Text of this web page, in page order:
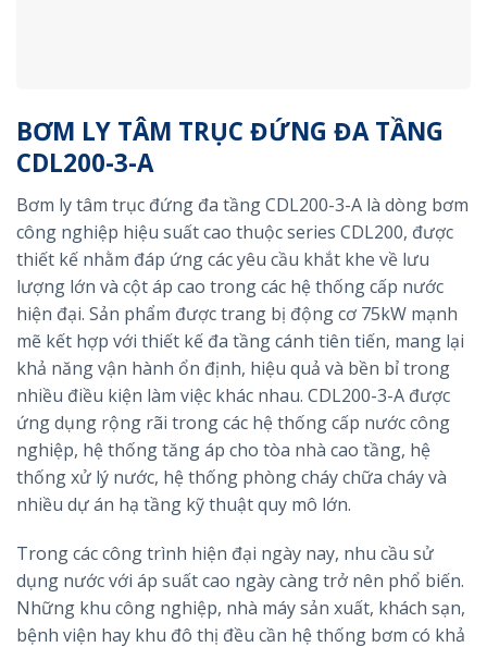
BƠM LY TÂM TRỤC ĐỨNG ĐA TẦNG
CDL200-3-A
Bơm ly tâm trục đứng đa tầng CDL200-3-A là dòng bơm
công nghiệp hiệu suất cao thuộc series CDL200, được
thiết kế nhằm đáp ứng các yêu cầu khắt khe về lưu
lượng lớn và cột áp cao trong các hệ thống cấp nước
hiện đại. Sản phẩm được trang bị động cơ 75kW mạnh
mẽ kết hợp với thiết kế đa tầng cánh tiên tiến, mang lại
khả năng vận hành ổn định, hiệu quả và bền bỉ trong
nhiều điều kiện làm việc khác nhau. CDL200-3-A được
ứng dụng rộng rãi trong các hệ thống cấp nước công
nghiệp, hệ thống tăng áp cho tòa nhà cao tầng, hệ
thống xử lý nước, hệ thống phòng cháy chữa cháy và
nhiều dự án hạ tầng kỹ thuật quy mô lớn.
Trong các công trình hiện đại ngày nay, nhu cầu sử
dụng nước với áp suất cao ngày càng trở nên phổ biến.
Những khu công nghiệp, nhà máy sản xuất, khách sạn,
bệnh viện hay khu đô thị đều cần hệ thống bơm có khả